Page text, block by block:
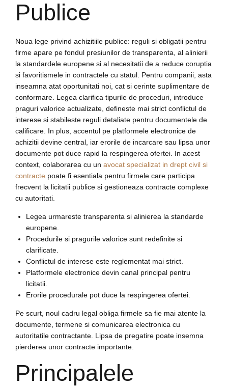
Publice
Noua lege privind achizitiile publice: reguli si obligatii pentru
firme apare pe fondul presiunilor de transparenta, al alinierii
la standardele europene si al necesitatii de a reduce coruptia
si favoritismele in contractele cu statul. Pentru companii, asta
inseamna atat oportunitati noi, cat si cerinte suplimentare de
conformare. Legea clarifica tipurile de proceduri, introduce
praguri valorice actualizate, defineste mai strict conflictul de
interese si stabileste reguli detaliate pentru documentele de
calificare. In plus, accentul pe platformele electronice de
achizitii devine central, iar erorile de incarcare sau lipsa unor
documente pot duce rapid la respingerea ofertei. In acest
context, colaborarea cu un avocat specializat in drept civil si
contracte poate fi esentiala pentru firmele care participa
frecvent la licitatii publice si gestioneaza contracte complexe
cu autoritati.
Legea urmareste transparenta si alinierea la standarde
europene.
Procedurile si pragurile valorice sunt redefinite si
clarificate.
Conflictul de interese este reglementat mai strict.
Platformele electronice devin canal principal pentru
licitatii.
Erorile procedurale pot duce la respingerea ofertei.
Pe scurt, noul cadru legal obliga firmele sa fie mai atente la
documente, termene si comunicarea electronica cu
autoritatile contractante. Lipsa de pregatire poate insemna
pierderea unor contracte importante.
Principalele